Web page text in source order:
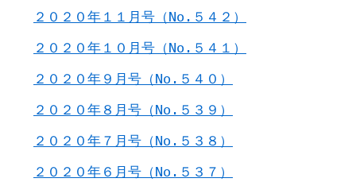
２０２０年１１月号（No.５４２）
２０２０年１０月号（No.５４１）
２０２０年９月号（No.５４０）
２０２０年８月号（No.５３９）
２０２０年７月号（No.５３８）
２０２０年６月号（No.５３７）